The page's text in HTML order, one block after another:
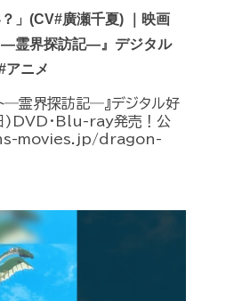
」(CV#廣瀬千夏) ｜映画
―霊界探訪記―』デジタル
アニメ
ト―霊界探訪記―』デジタル好
・Blu-ray発売！公
movies.jp/dragon-